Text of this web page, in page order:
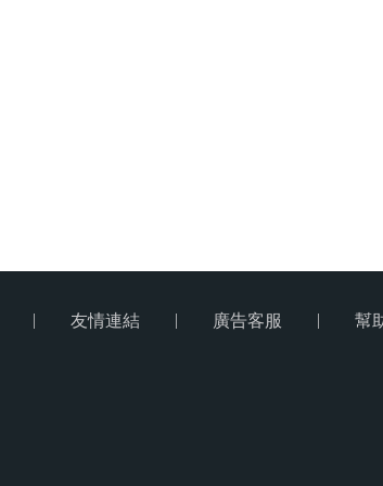
| 友情連結 | 廣告客服 | 幫